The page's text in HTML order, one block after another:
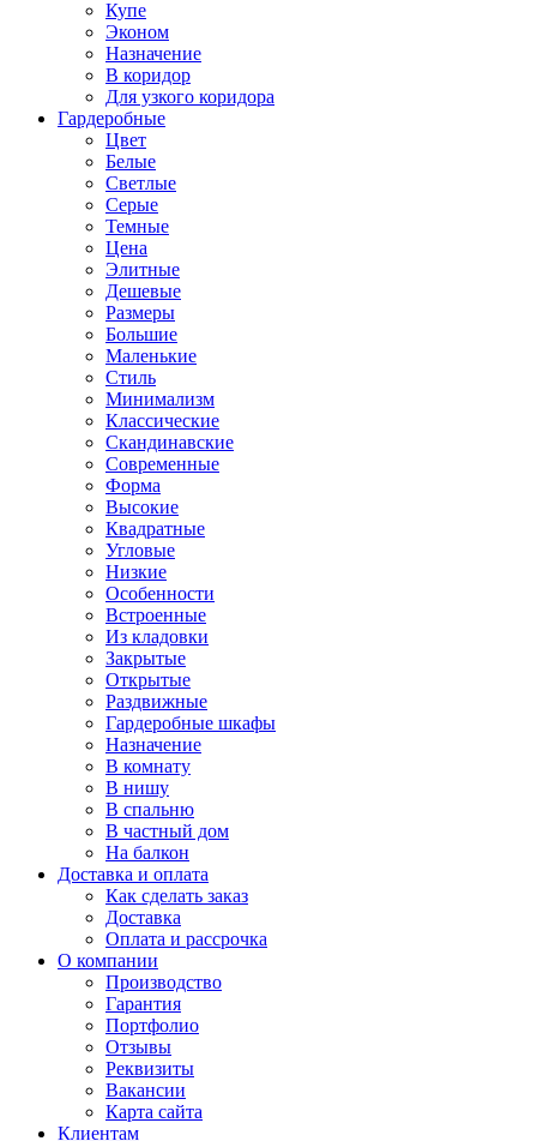
Купе
Эконом
Назначение
В коридор
Для узкого коридора
Гардеробные
Цвет
Белые
Светлые
Серые
Темные
Цена
Элитные
Дешевые
Размеры
Большие
Маленькие
Стиль
Минимализм
Классические
Скандинавские
Современные
Форма
Высокие
Квадратные
Угловые
Низкие
Особенности
Встроенные
Из кладовки
Закрытые
Открытые
Раздвижные
Гардеробные шкафы
Назначение
В комнату
В нишу
В спальню
В частный дом
На балкон
Доставка и оплата
Как сделать заказ
Доставка
Оплата и рассрочка
О компании
Производство
Гарантия
Портфолио
Отзывы
Реквизиты
Вакансии
Карта сайта
Клиентам